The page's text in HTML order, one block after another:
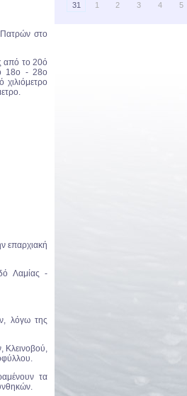
στο
από το 20ό
18ο - 28ο
επαρχιακή
Λαμίας -
λόγω της
Κλεινοβού,
τα
31
1 2 3 4 5